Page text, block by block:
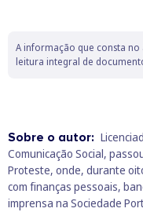
A informação que consta
leitura integral de
Sobre o autor:
Comunicação Social,
Proteste, onde, durante
com finanças pessoais,
imprensa na Sociedade